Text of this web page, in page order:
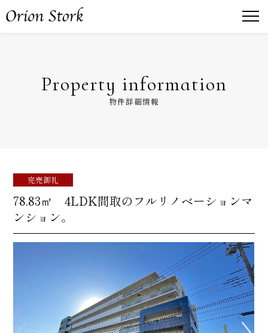
Property information
物件詳細情報
完売御礼
78.83㎡ 4LDK間取のフルリノベーションマ
ンション。